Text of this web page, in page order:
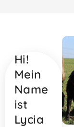
Hi!
Mein
Name
ist
Lycia